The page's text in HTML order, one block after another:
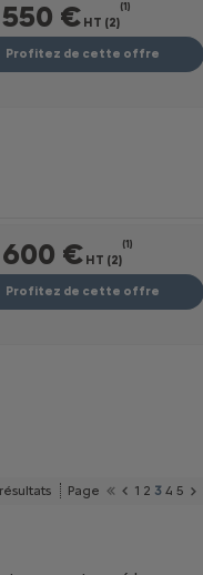
€ HT (2)
(1)
Profitez de cette offre
€ HT (2)
(1)
Profitez de cette offre
résultats Page 1 2 3 4 5